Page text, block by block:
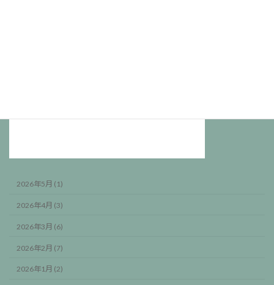
2026年5月 (1)
2026年4月 (3)
2026年3月 (6)
2026年2月 (7)
2026年1月 (2)